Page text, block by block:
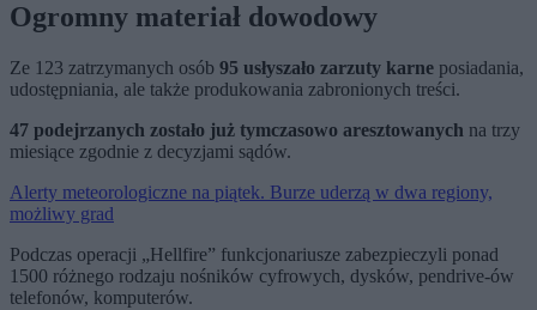
Ogromny materiał dowodowy
Ze 123 zatrzymanych osób 95 usłyszało zarzuty karne posiadania,
udostępniania, ale także produkowania zabronionych treści.
47 podejrzanych zostało już tymczasowo aresztowanych na trzy
miesiące zgodnie z decyzjami sądów.
Alerty meteorologiczne na piątek. Burze uderzą w dwa regiony,
możliwy grad
Podczas operacji „Hellfire” funkcjonariusze zabezpieczyli ponad
1500 różnego rodzaju nośników cyfrowych, dysków, pendrive-ów
telefonów, komputerów.